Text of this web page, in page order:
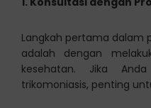
Langkah pertama dalam
adalah dengan
kesehatan. Jika
trikomoniasis, penting